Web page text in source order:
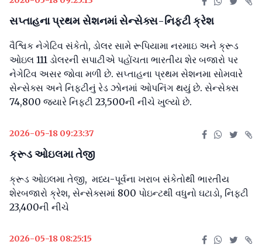
સપ્તાહના પ્રથમ સેશનમાં સેન્સેક્સ-નિફ્ટી ક્રેશ
વૈશ્વિક નેગેટિવ સંકેતો, ડોલર સામે રૂપિયામા નરમાઇ અને ક્રૂડ
ઓઇલ 111 ડોલરની સપાટીએ પહોંચતા ભારતીય શેર બજારો પર
નેગેટિવ અસર જોવા મળી છે. સપ્તાહના પ્રથમ સેશનમા સોમવારે
સેન્સેક્સ અને નિફ્ટીનું રેડ ઝોનમાં ઓપનિંગ થયું છે. સેન્સેક્સ
74,800 જ્યારે નિફ્ટી 23,500ની નીચે ખુલ્યો છે.
2026-05-18 09:23:37
ક્રૂડ ઓઇલમા તેજી
ક્રૂડ ઓઇલમા તેજી, મધ્ય-પૂર્વના ખરાબ સંકેતોથી ભારતીય
શેરબજારો ક્રેશ, સેન્સેક્સમાં 800 પોઇન્ટથી વધુનો ઘટાડો, નિફ્ટી
23,400ની નીચે
2026-05-18 08:25:15